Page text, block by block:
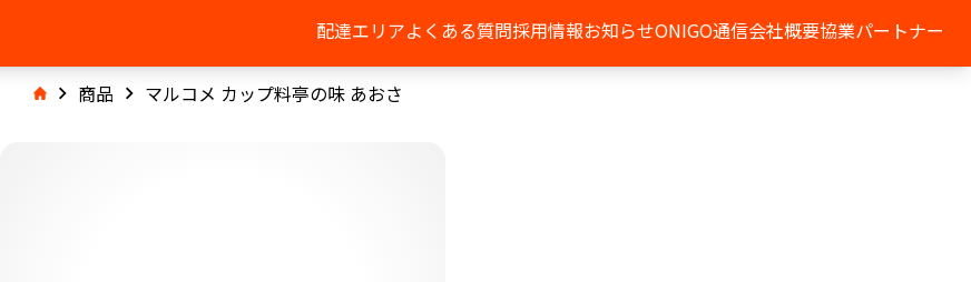
配達エリアよくある質問採用情報お知らせONIGO通信会社概要協業パートナー
商品 マルコメ カップ料亭の味 あおさ